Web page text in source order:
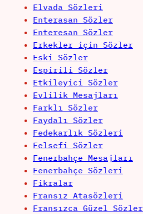
Elvada Sözleri
Enterasan Sözler
Enteresan Sözler
Erkekler için Sözler
Eski Sözler
Espirili Sözler
Etkileyici Sözler
Evlilik Mesajları
Farklı Sözler
Faydalı Sözler
Fedekarlık Sözleri
Felsefi Sözler
Fenerbahçe Mesajları
Fenerbahçe Sözleri
Fikralar
Fransız Atasözleri
Fransızca Güzel Sözler